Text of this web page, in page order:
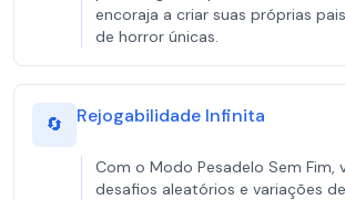
encoraja a criar suas próprias
de horror únicas.
🔄 Rejogabilidade Infinita
Com o Modo Pesadelo Sem Fim,
desafios aleatórios e variações